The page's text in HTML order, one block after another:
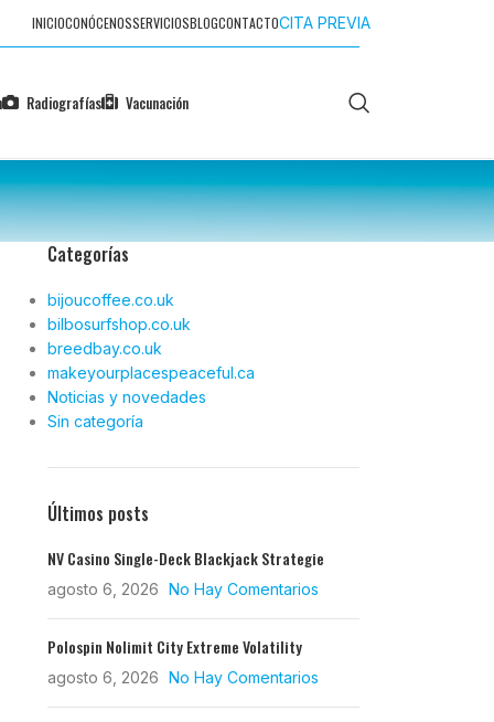
INICIOCONÓCENOSSERVICIOSBLOGCONTACTOCITA PREVIA
Radiografías Vacunación
Categorías
bijoucoffee.co.uk
bilbosurfshop.co.uk
breedbay.co.uk
makeyourplacespeaceful.ca
Noticias y novedades
Sin categoría
Últimos posts
NV Casino Single-Deck Blackjack Strategie
agosto 6, 2026 No Hay Comentarios
Polospin Nolimit City Extreme Volatility
agosto 6, 2026 No Hay Comentarios